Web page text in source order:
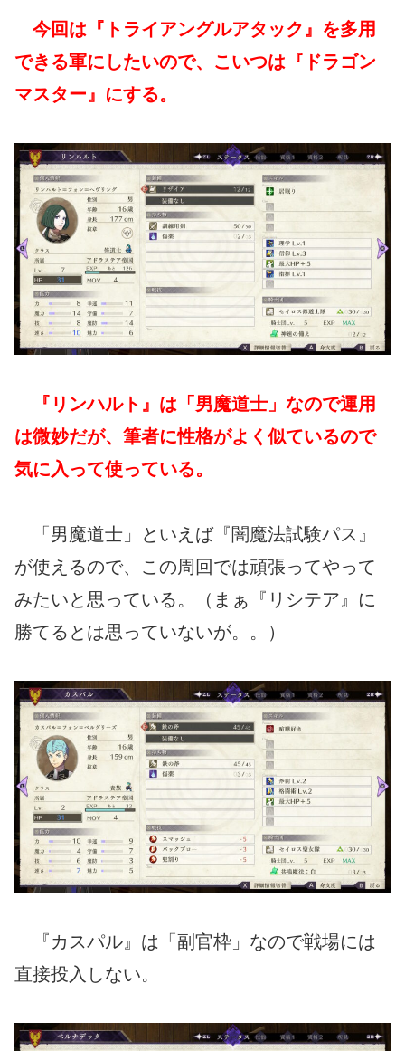
今回は『トライアングルアタック』を多用
できる軍にしたいので、こいつは『ドラゴン
マスター』にする。
『リンハルト』は「男魔道士」なので運用
は微妙だが、筆者に性格がよく似ているので
気に入って使っている。
「男魔道士」といえば『闇魔法試験パス』
が使えるので、この周回では頑張ってやって
みたいと思っている。（まぁ『リシテア』に
勝てるとは思っていないが。。）
『カスパル』は「副官枠」なので戦場には
直接投入しない。